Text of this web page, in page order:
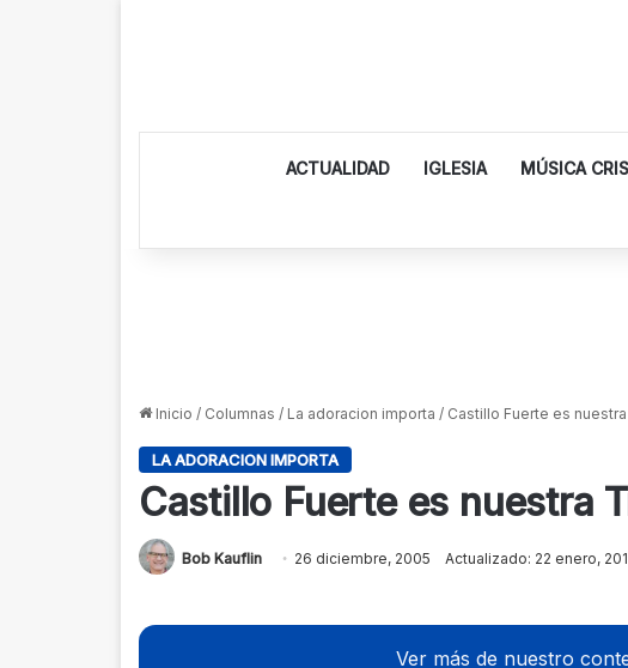
ACTUALIDAD IGLESIA MÚSICA
Inicio / Columnas / La adoracion importa / Castillo Fuerte es
LA ADORACION IMPORTA
Castillo Fuerte es nuestra
Bob Kauflin 26 diciembre, 2005 Actualizado: 22 enero,
Ver más de nuestro